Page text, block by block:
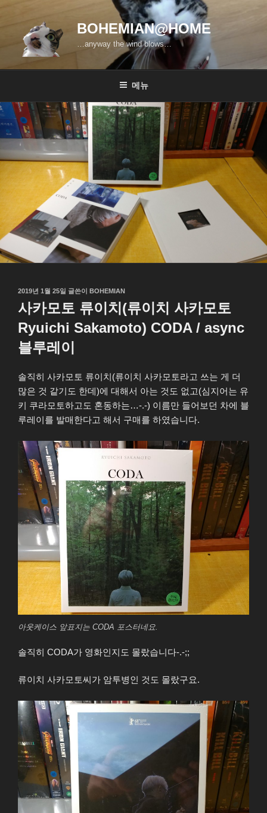
콘
기
BOHEMIAN@HOME
…anyway the wind blows…
메뉴
작
성
일
자
2019년 1월 25일 글쓴이 BOHEMIAN
사카모토 류이치(류이치 사카모토
Ryuichi Sakamoto) CODA / async
블루레이
솔직히 사카모토 류이치(류이치 사카모토라고 쓰는 게 더
많은 것 같기도 한데)에 대해서 아는 것도 없고(심지어는 유
키 쿠라모토하고도 혼동하는…-.-) 이름만 들어보던 차에 블
루레이를 발매한다고 해서 구매를 하였습니다.
아웃케이스 앞표지는 CODA 포스터네요.
솔직히 CODA가 영화인지도 몰랐습니다-.-;;
류이치 사카모토씨가 암투병인 것도 몰랐구요.